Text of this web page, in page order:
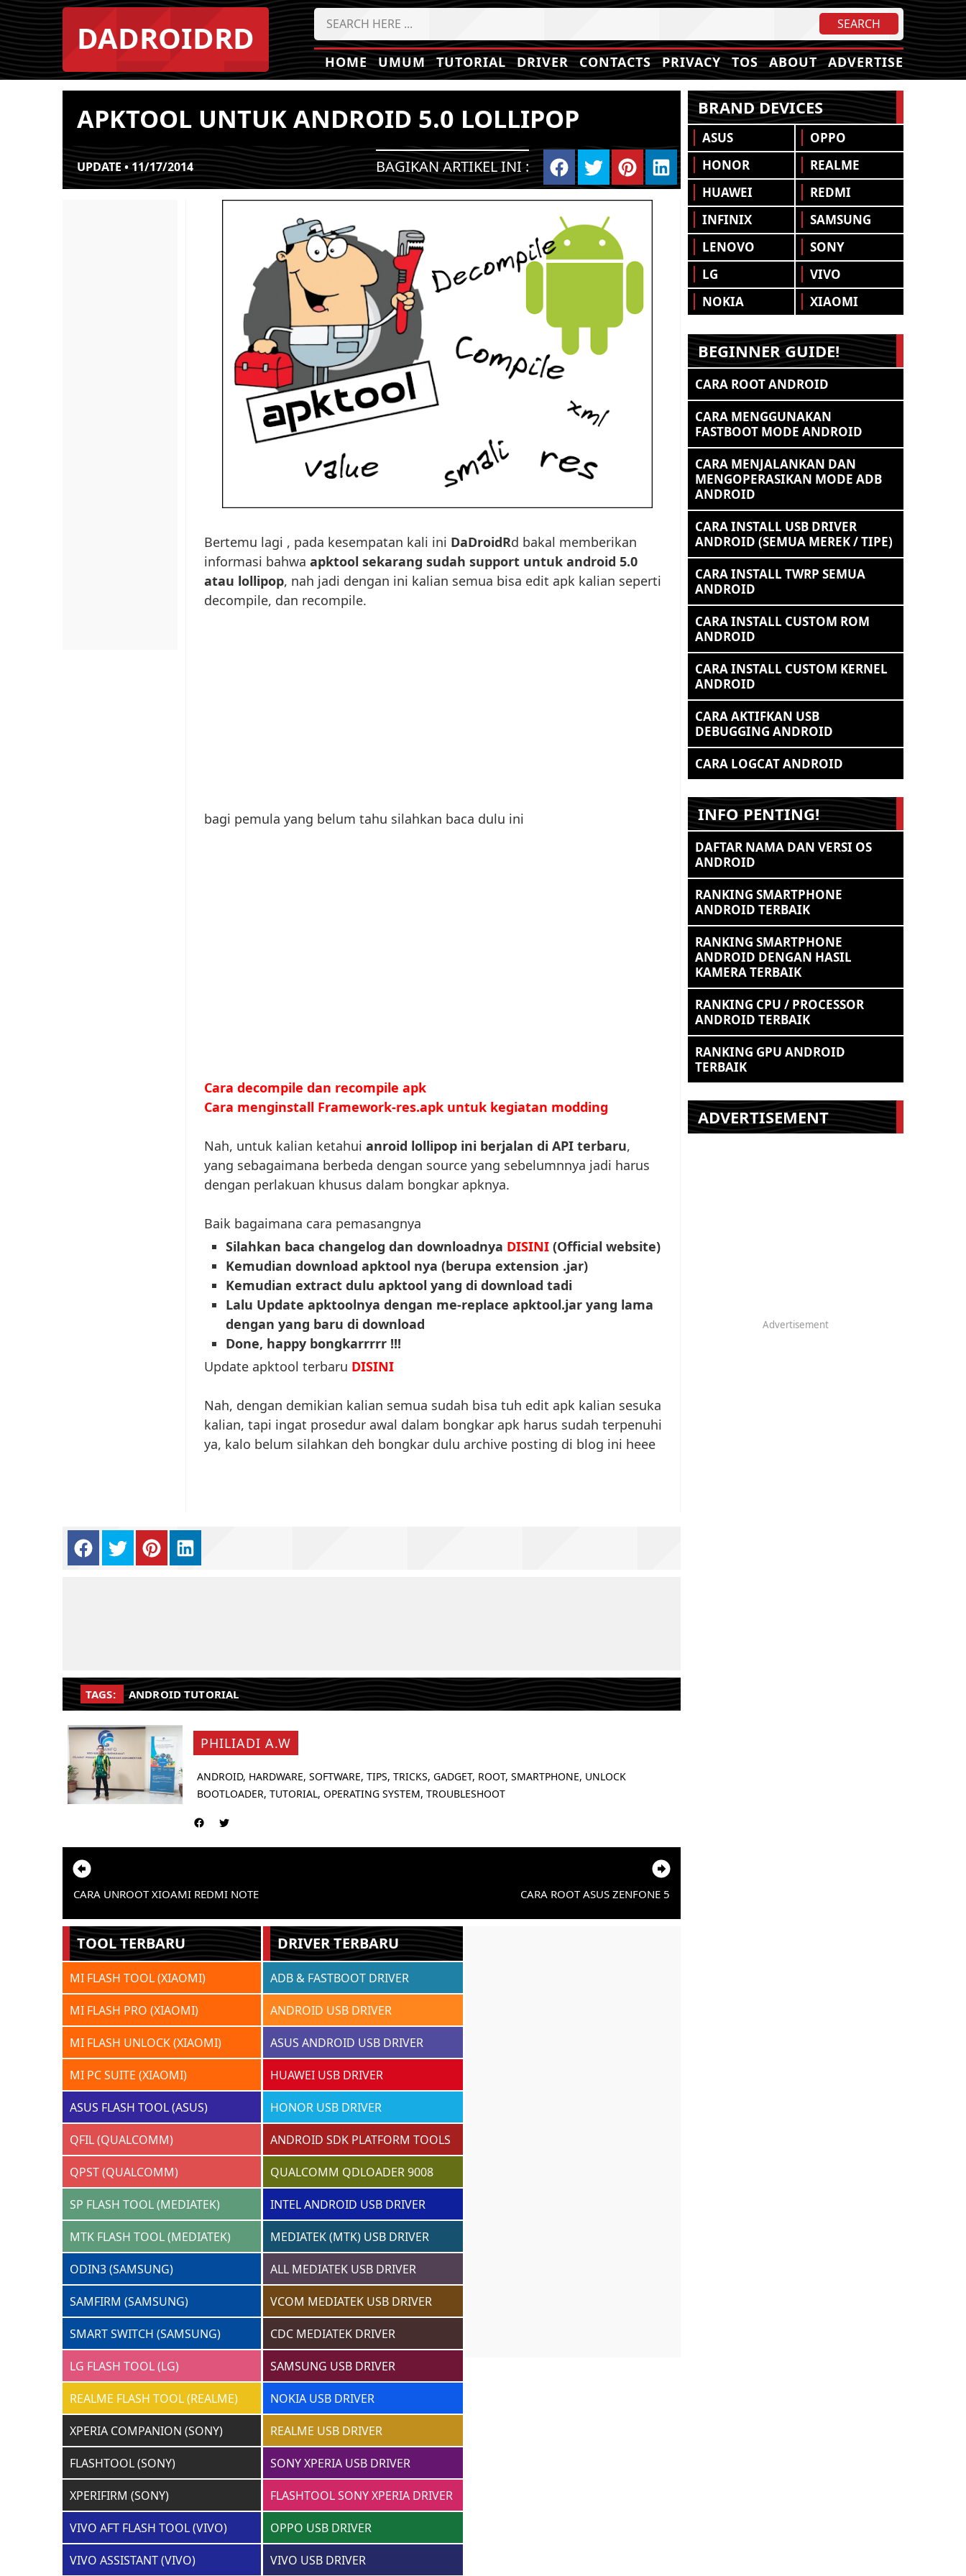
DADROIDRD
HOME UMUM TUTORIAL DRIVER CONTACTS PRIVACY TOS ABOUT ADVERTISE
APKTOOL UNTUK ANDROID 5.0 LOLLIPOP
UPDATE • 11/17/2014 BAGIKAN ARTIKEL INI :
Bertemu lagi , pada kesempatan kali ini DaDroidRd bakal memberikan
informasi bahwa apktool sekarang sudah support untuk android 5.0
atau lollipop, nah jadi dengan ini kalian semua bisa edit apk kalian seperti
decompile, dan recompile.
bagi pemula yang belum tahu silahkan baca dulu ini
Cara decompile dan recompile apk
Cara menginstall Framework-res.apk untuk kegiatan modding
Nah, untuk kalian ketahui anroid lollipop ini berjalan di API terbaru,
yang sebagaimana berbeda dengan source yang sebelumnnya jadi harus
dengan perlakuan khusus dalam bongkar apknya.
Baik bagaimana cara pemasangnya
Silahkan baca changelog dan downloadnya DISINI (Official website)
Kemudian download apktool nya (berupa extension .jar)
Kemudian extract dulu apktool yang di download tadi
Lalu Update apktoolnya dengan me-replace apktool.jar yang lama
dengan yang baru di download
Done, happy bongkarrrrr !!!
Update apktool terbaru DISINI
Nah, dengan demikian kalian semua sudah bisa tuh edit apk kalian sesuka
kalian, tapi ingat prosedur awal dalam bongkar apk harus sudah terpenuhi
ya, kalo belum silahkan deh bongkar dulu archive posting di blog ini heee
TAGS: ANDROID TUTORIAL
PHILIADI A.W
ANDROID, HARDWARE, SOFTWARE, TIPS, TRICKS, GADGET, ROOT, SMARTPHONE, UNLOCK
BOOTLOADER, TUTORIAL, OPERATING SYSTEM, TROUBLESHOOT
CARA ROOT ASUS ZENFONE 5
CARA UNROOT XIOAMI REDMI NOTE
TOOL TERBARU
MI FLASH TOOL (XIAOMI)
MI FLASH PRO (XIAOMI)
MI FLASH UNLOCK (XIAOMI)
MI PC SUITE (XIAOMI)
ASUS FLASH TOOL (ASUS)
QFIL (QUALCOMM)
QPST (QUALCOMM)
SP FLASH TOOL (MEDIATEK)
MTK FLASH TOOL (MEDIATEK)
ODIN3 (SAMSUNG)
SAMFIRM (SAMSUNG)
SMART SWITCH (SAMSUNG)
LG FLASH TOOL (LG)
REALME FLASH TOOL (REALME)
XPERIA COMPANION (SONY)
FLASHTOOL (SONY)
XPERIFIRM (SONY)
VIVO AFT FLASH TOOL (VIVO)
VIVO ASSISTANT (VIVO)
DRIVER TERBARU
ADB & FASTBOOT DRIVER
ANDROID USB DRIVER
ASUS ANDROID USB DRIVER
HUAWEI USB DRIVER
HONOR USB DRIVER
ANDROID SDK PLATFORM TOOLS
QUALCOMM QDLOADER 9008
INTEL ANDROID USB DRIVER
MEDIATEK (MTK) USB DRIVER
ALL MEDIATEK USB DRIVER
VCOM MEDIATEK USB DRIVER
CDC MEDIATEK DRIVER
SAMSUNG USB DRIVER
NOKIA USB DRIVER
REALME USB DRIVER
SONY XPERIA USB DRIVER
FLASHTOOL SONY XPERIA DRIVER
OPPO USB DRIVER
VIVO USB DRIVER
BRAND DEVICES
ASUS
HONOR
HUAWEI
INFINIX
LENOVO
LG
NOKIA
OPPO
REALME
REDMI
SAMSUNG
SONY
VIVO
XIAOMI
BEGINNER GUIDE!
CARA ROOT ANDROID
CARA MENGGUNAKAN
FASTBOOT MODE ANDROID
CARA MENJALANKAN DAN
MENGOPERASIKAN MODE ADB
ANDROID
CARA INSTALL USB DRIVER
ANDROID (SEMUA MEREK / TIPE)
CARA INSTALL TWRP SEMUA
ANDROID
CARA INSTALL CUSTOM ROM
ANDROID
CARA INSTALL CUSTOM KERNEL
ANDROID
CARA AKTIFKAN USB
DEBUGGING ANDROID
CARA LOGCAT ANDROID
INFO PENTING!
DAFTAR NAMA DAN VERSI OS
ANDROID
RANKING SMARTPHONE
ANDROID TERBAIK
RANKING SMARTPHONE
ANDROID DENGAN HASIL
KAMERA TERBAIK
RANKING CPU / PROCESSOR
ANDROID TERBAIK
RANKING GPU ANDROID
TERBAIK
ADVERTISEMENT
Advertisement